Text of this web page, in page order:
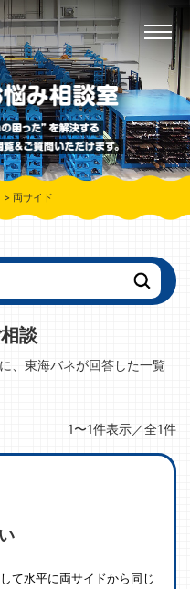
両サイド
談
、東海バネが回答した一覧
1〜1件表示／全1件
て水平に両サイドから同じ